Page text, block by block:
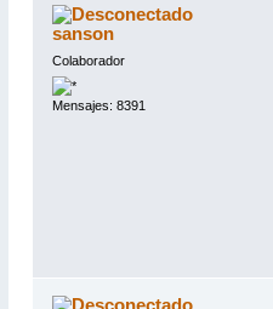
sanson
Colaborador
Mensajes: 8391